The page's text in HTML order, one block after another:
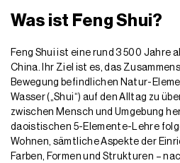
Was ist Feng Shui?
Feng Shui ist eine rund 3 500 Jahre
China. Ihr Ziel ist es, das
Bewegung befindlichen Natur-
Wasser („Shui“) auf den Alltag zu
zwischen Mensch und Umgebung
daoistischen 5-Elemente-Lehre
Wohnen, sämtliche Aspekte der
Farben, Formen und Strukturen –